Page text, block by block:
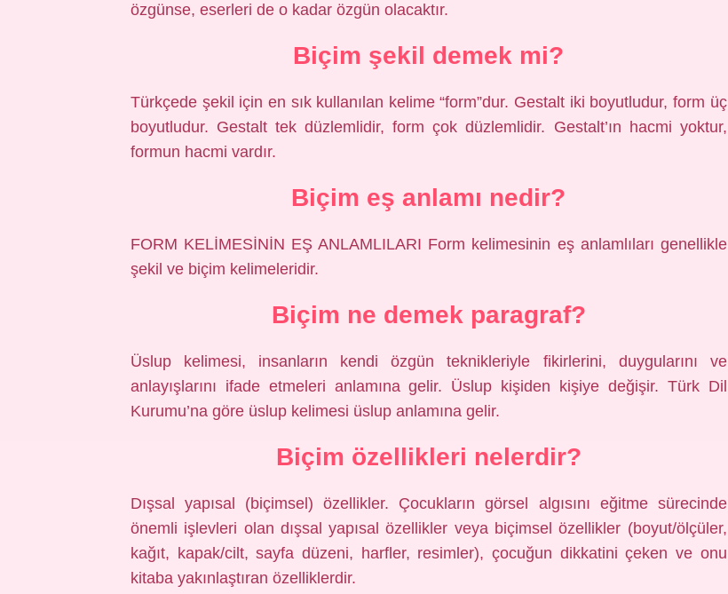
özgünse, eserleri de o kadar özgün olacaktır.
Biçim şekil demek mi?
Türkçede şekil için en sık kullanılan kelime “form”dur. Gestalt iki boyutludur, form üç
boyutludur. Gestalt tek düzlemlidir, form çok düzlemlidir. Gestalt’ın hacmi yoktur,
formun hacmi vardır.
Biçim eş anlamı nedir?
FORM KELİMESİNİN EŞ ANLAMLILARI Form kelimesinin eş anlamlıları genellikle
şekil ve biçim kelimeleridir.
Biçim ne demek paragraf?
Üslup kelimesi, insanların kendi özgün teknikleriyle fikirlerini, duygularını ve
anlayışlarını ifade etmeleri anlamına gelir. Üslup kişiden kişiye değişir. Türk Dil
Kurumu’na göre üslup kelimesi üslup anlamına gelir.
Biçim özellikleri nelerdir?
Dışsal yapısal (biçimsel) özellikler. Çocukların görsel algısını eğitme sürecinde
önemli işlevleri olan dışsal yapısal özellikler veya biçimsel özellikler (boyut/ölçüler,
kağıt, kapak/cilt, sayfa düzeni, harfler, resimler), çocuğun dikkatini çeken ve onu
kitaba yakınlaştıran özelliklerdir.